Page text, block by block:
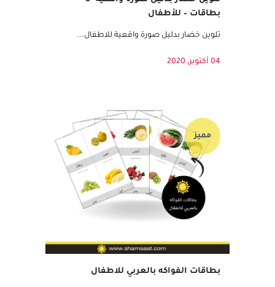
بطاقات – للأطفال
تلوين خضار بدليل صورة واقعية للاطفال...
مميز